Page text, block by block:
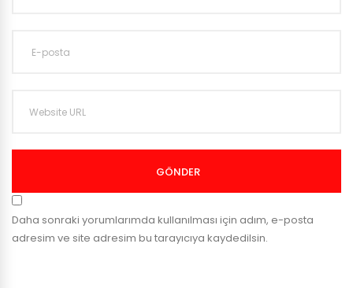
GÖNDER
Daha sonraki yorumlarımda kullanılması için adım, e-posta
adresim ve site adresim bu tarayıcıya kaydedilsin.